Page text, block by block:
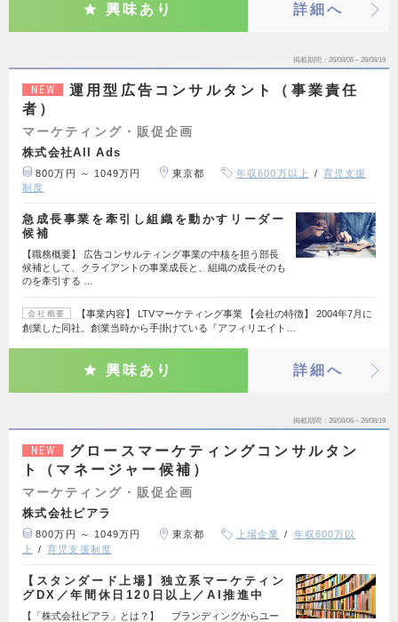
興味あり 詳細へ
掲載期間 26/08/06～26/08/19
NEW
運用型広告コンサルタント（事業責任
者）
マーケティング・販促企画
株式会社All Ads
800万円 ～ 1049万円 東京都 年収600万以上
育児支援
制度
急成長事業を牽引し組織を動かすリーダー
候補
【職務概要】 広告コンサルティング事業の中核を担う部長
候補として、クライアントの事業成長と、組織の成長そのも
のを牽引する …
会社概要
【事業内容】 LTVマーケティング事業 【会社の特徴】 2004年7月に
創業した同社。創業当時から手掛けている『アフィリエイト…
興味あり 詳細へ
掲載期間 26/08/06～26/08/19
NEW
グロースマーケティングコンサルタン
ト（マネージャー候補）
マーケティング・販促企画
株式会社ピアラ
800万円 ～ 1049万円 東京都 上場企業
年収600万以
上
育児支援制度
【スタンダード上場】独立系マーケティン
グDX／年間休日120日以上／AI推進中
【「株式会社ピアラ」とは？】 ブランディングからユー